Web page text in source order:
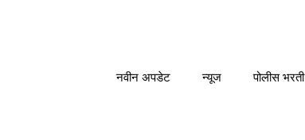
नवीन अपडेट न्यूज पोलीस भरती